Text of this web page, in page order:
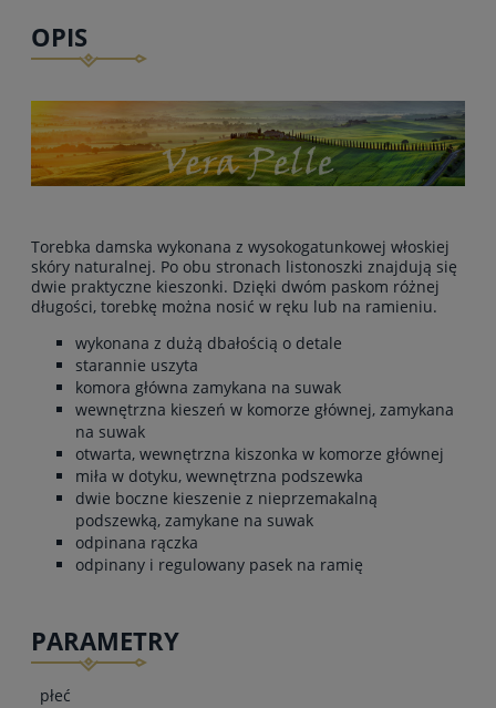
OPIS
Torebka damska wykonana z wysokogatunkowej włoskiej
skóry naturalnej. Po obu stronach listonoszki znajdują się
dwie praktyczne kieszonki. Dzięki dwóm paskom różnej
długości, torebkę można nosić w ręku lub na ramieniu.
wykonana z dużą dbałością o detale
starannie uszyta
komora główna zamykana na suwak
wewnętrzna kieszeń w komorze głównej, zamykana
na suwak
otwarta, wewnętrzna kiszonka w komorze głównej
miła w dotyku, wewnętrzna podszewka
dwie boczne kieszenie z nieprzemakalną
podszewką, zamykane na suwak
odpinana rączka
odpinany i regulowany pasek na ramię
PARAMETRY
płeć